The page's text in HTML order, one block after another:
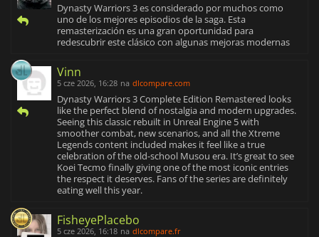
Dynasty Warriors 3 es considerado por muchos como
uno de los mejores episodios de la saga. Esta
remasterización es una gran oportunidad para
redescubrir este clásico con algunas mejoras modernas
Vinn
5 cze 2026, 16:28 na dlcompare.com
Dynasty Warriors 3 Complete Edition Remastered looks
like the perfect blend of nostalgia and modern upgrades.
Seeing this classic rebuilt in Unreal Engine 5 with
smoother combat, new scenarios, and all the Xtreme
Legends content included makes it feel like a true
celebration of the old-school Musou era. It’s great to see
Koei Tecmo finally giving one of the most iconic entries
the respect it deserves. Fans of the series are definitely
eating well this year.
FisheyePlacebo
5 cze 2026, 16:18 na dlcompare.fr